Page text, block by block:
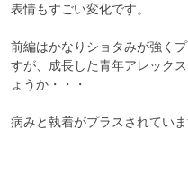
表情もすごい変化です。
前編はかなりショタみが強く
すが、成長した青年アレック
ょうか・・・
病みと執着がプラスされていま